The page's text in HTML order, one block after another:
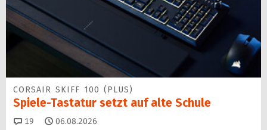
CORSAIR SKIFF 100 (PLUS)
Spiele-Tastatur setzt auf alte Schule
19 Kommentare
06.08.2026